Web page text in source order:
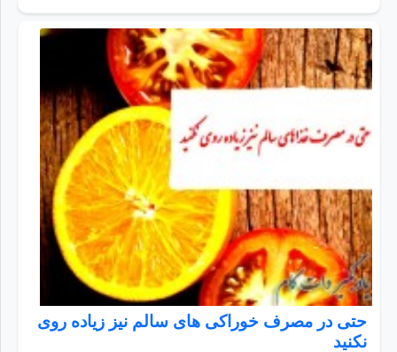
حتی در مصرف خوراکی های سالم نیز زیاده روی
نکنید